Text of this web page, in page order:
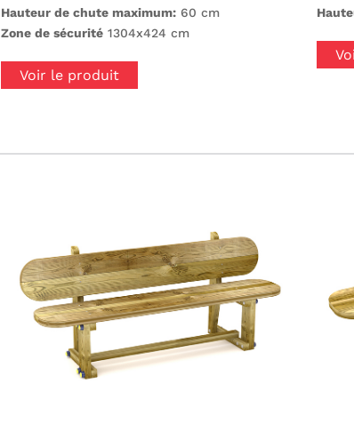
Hauteur de chute maximum: 60 cm
Zone de sécurité 1304x424 cm
Voir le produit